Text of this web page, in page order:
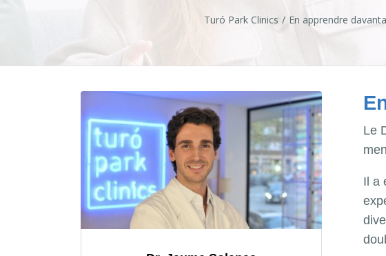
Turó Park Clinics En apprendre
Le
Il a